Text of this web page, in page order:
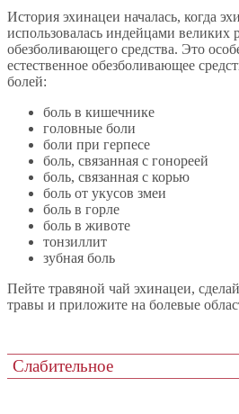
История эхинацеи началась, когда
использовалась индейцами великих
обезболивающего средства. Это
естественное обезболивающее
болей:
боль в кишечнике
головные боли
боли при герпесе
боль, связанная с гонореей
боль, связанная с корью
боль от укусов змеи
боль в горле
боль в животе
тонзиллит
зубная боль
Пейте травяной чай эхинацеи,
травы и приложите на болевые
Слабительное